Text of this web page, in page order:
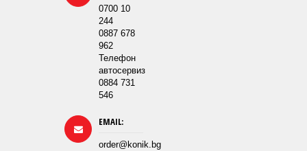
0700 10
244
0887 678
962
Телефон
автосервиз
0884 731
546
EMAIL:
order@konik.bg